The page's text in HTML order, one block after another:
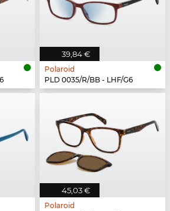
39,84 €
Polaroid
PLD 0035/R/BB - LHF/G6
45,03 €
Polaroid